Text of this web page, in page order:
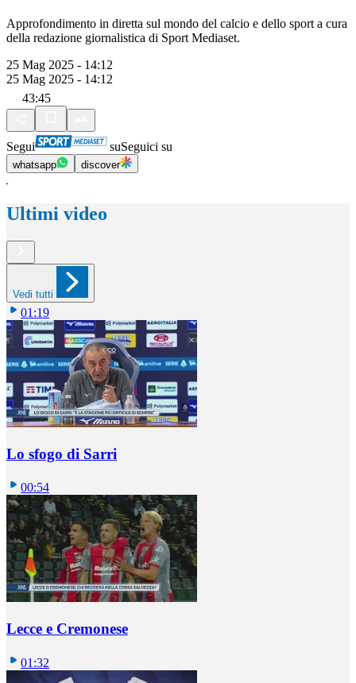
Approfondimento in diretta sul mondo del calcio e dello sport a cura
della redazione giornalistica di Sport Mediaset.
25 Mag 2025 - 14:12
25 Mag 2025 - 14:12
43:45
Segui suSeguici su
whatsapp discover
Ultimi video
Vedi tutti
01:19
Lo sfogo di Sarri
00:54
Lecce e Cremonese
01:32